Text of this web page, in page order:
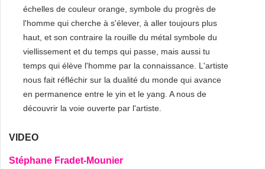
échelles de couleur orange, symbole du progrès de
l'homme qui cherche à s'élever, à aller toujours plus
haut, et son contraire la rouille du métal symbole du
viellissement et du temps qui passe, mais aussi tu
temps qui élève l'homme par la connaissance. L'artiste
nous fait réfléchir sur la dualité du monde qui avance
en permanence entre le yin et le yang. A nous de
découvrir la voie ouverte par l'artiste.
VIDEO
Stéphane Fradet-Mounier